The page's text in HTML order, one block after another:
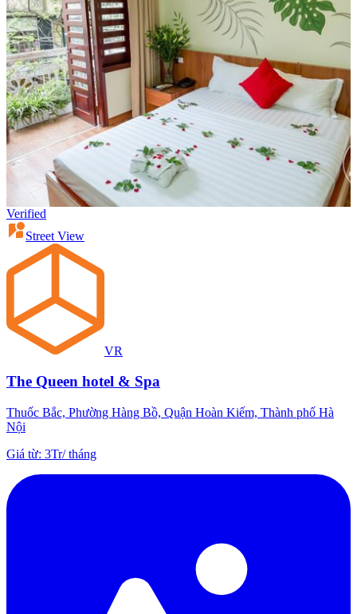
Verified
Street View
VR
The Queen hotel & Spa
Thuốc Bắc, Phường Hàng Bồ, Quận Hoàn Kiếm, Thành phố Hà
Nội
Giá từ: 3Tr/tháng